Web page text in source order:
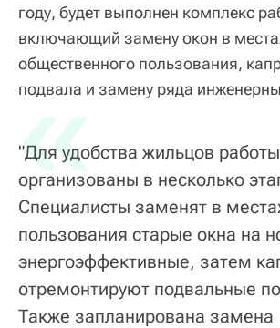
году, будет выполнен комплекс
включающий замену окон в
общественного пользования,
подвала и замену ряда
«
"Для удобства жильцов
организованы в несколько
Специалисты заменят в
пользования старые окна на
энергоэффективные, затем
отремонтируют подвальные
Также запланирована замена